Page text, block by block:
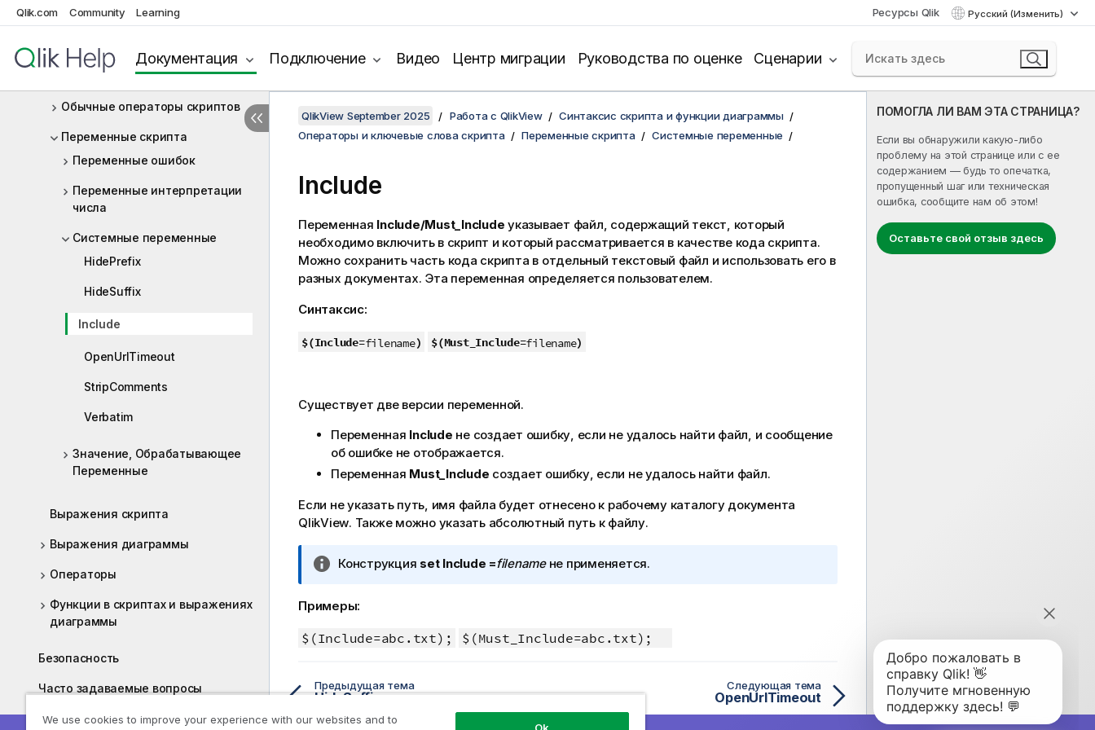
Qlik.com Community Learning Ресурсы Qlik Русский (Изменить)
Документация Подключение Видео Центр миграции Руководства по оценке Сценарии
Операторы управления
скриптом
Префиксы скрипта
Обычные операторы скриптов
Переменные скрипта
Переменные ошибок
Переменные интерпретации
числа
Системные переменные
HidePrefix
HideSuffix
Include
OpenUrlTimeout
StripComments
Verbatim
Значение, Обрабатывающее
Переменные
Выражения скрипта
Выражения диаграммы
Операторы
Функции в скриптах и выражениях
диаграммы
Безопасность
Часто задаваемые вопросы
AJAX/WebView
ПОМОГЛА ЛИ ВАМ ЭТА СТРАНИЦА?
Если вы обнаружили какую-либо
проблему на этой странице или с ее
содержанием — будь то опечатка,
пропущенный шаг или техническая
ошибка, сообщите нам об этом!
Оставьте свой отзыв здесь
QlikView September 2025 Работа с QlikView
Синтаксис скрипта и функции диаграммы
Операторы и ключевые слова скрипта
Переменные скрипта Системные переменные
Include
Переменная Include/Must_Include указывает файл, содержащий текст, который
необходимо включить в скрипт и который рассматривается в качестве кода скрипта.
Можно сохранить часть кода скрипта в отдельный текстовый файл и использовать его в
разных документах. Эта переменная определяется пользователем.
Синтаксис:
$(Include=filename) $(Must_Include=filename)
Существует две версии переменной.
Переменная Include не создает ошибку, если не удалось найти файл, и сообщение
об ошибке не отображается.
Переменная Must_Include создает ошибку, если не удалось найти файл.
Если не указать путь, имя файла будет отнесено к рабочему каталогу документа
QlikView. Также можно указать абсолютный путь к файлу.
П
м
е
н
е
Конструкция set Include =filenameне применяется.
Примеры:
$(Include=abc.txt); $(Must_Include=abc.txt);
Предыдущая тема
HideSuffix
Следующая тема
OpenUrlTimeout
We use cookies to improve your experience with our websites and to